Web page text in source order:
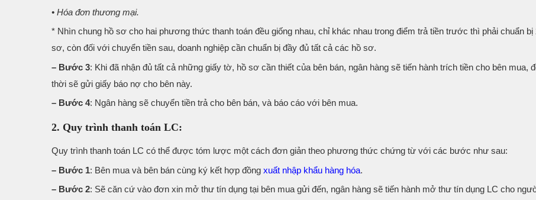
• Hóa đơn thương mại.
* Nhìn chung hồ sơ cho hai phương thức thanh toán đều giống nhau, chỉ khác nhau trong điểm trả tiền trước thì phải chuẩn bị
sơ, còn đối với chuyển tiền sau, doanh nghiệp cần chuẩn bị đầy đủ tất cả các hồ sơ.
– Bước 3: Khi đã nhận đủ tất cả những giấy tờ, hồ sơ cần thiết của bên bán, ngân hàng sẽ tiến hành trích tiền cho bên mua,
thời sẽ gửi giấy báo nợ cho bên này.
– Bước 4: Ngân hàng sẽ chuyển tiền trả cho bên bán, và báo cáo với bên mua.
2. Quy trình thanh toán LC:
Quy trình thanh toán LC có thể được tóm lược một cách đơn giản theo phương thức chứng từ với các bước như sau:
– Bước 1: Bên mua và bên bán cùng ký kết hợp đồng xuất nhập khẩu hàng hóa.
– Bước 2: Sẽ căn cứ vào đơn xin mở thư tín dụng tại bên mua gửi đến, ngân hàng sẽ tiến hành mở thư tín dụng LC cho